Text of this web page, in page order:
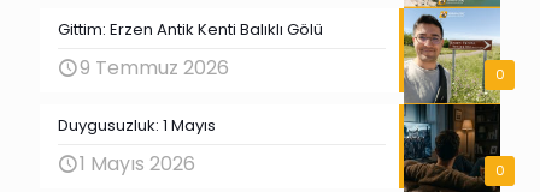
0
Gittim: Erzen Antik Kenti Balıklı Gölü
9 Temmuz 2026
0
Duygusuzluk: 1 Mayıs
1 Mayıs 2026